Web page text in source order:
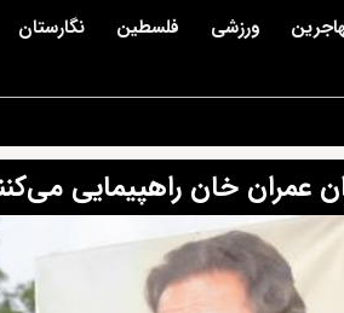
ورزشی فلسطین نگارستان
عمران خان راهپیمایی